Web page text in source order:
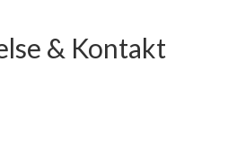
& Kontakt